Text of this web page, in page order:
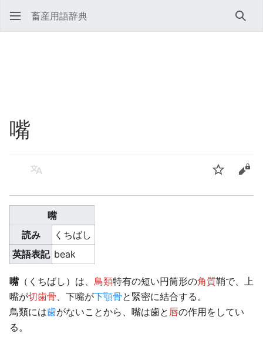
畜産用語辞典 検索
嘴
言語 ウォッチソ
嘴
読み
くちばし
英語表記 beak
嘴（くちばし）は、 鳥類特有の短い円筒形の角質鞘で、上
嘴が切歯骨、下嘴が下顎骨と緊密に結合する。
鳥類には歯がないことから、嘴は歯と 唇の作用をしてい
る。